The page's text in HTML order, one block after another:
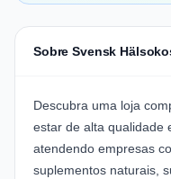
Sobre Svensk
Descubra uma loja
estar de alta qualidade
atendendo empresas
suplementos naturais,